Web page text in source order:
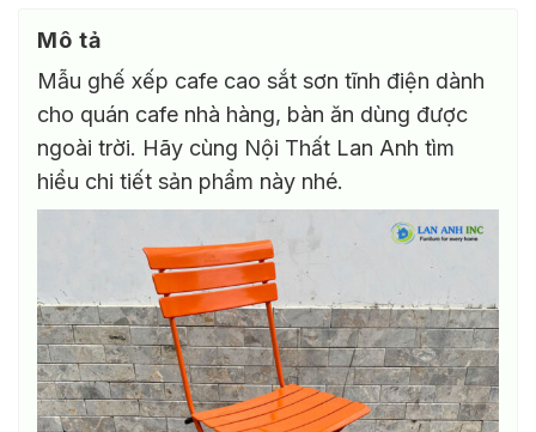
Mô tả
Mẫu ghế xếp cafe cao sắt sơn tĩnh điện dành
cho quán cafe nhà hàng, bàn ăn dùng được
ngoài trời. Hãy cùng Nội Thất Lan Anh tìm
hiểu chi tiết sản phẩm này nhé.